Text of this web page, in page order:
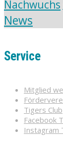
Nachwuchs
News
Service
Mitglied
Tigers Club
Facebook
Instagram